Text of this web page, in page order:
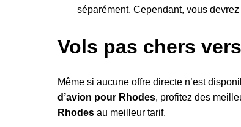
séparément. Cependant, vous
Vols pas chers
Même si aucune offre directe n’est
d’avion pour Rhodes, profitez des
Rhodes au meilleur tarif.